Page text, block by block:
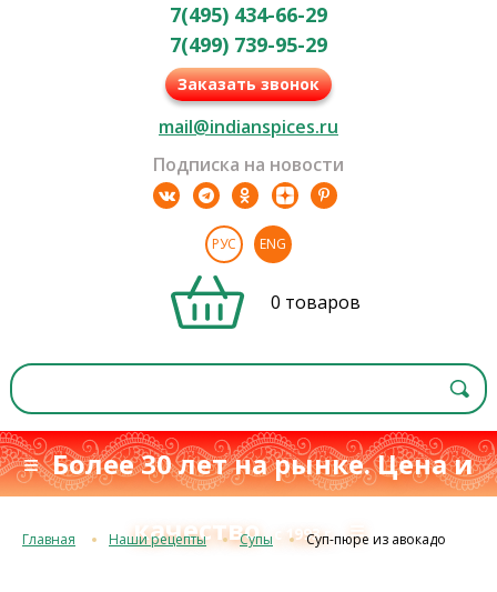
7(495) 434-66-29
7(499) 739-95-29
Заказать звонок
mail@indianspices.ru
Подписка на новости
РУС ENG
0 товаров
≡ Более 30 лет на рынке. Цена и
качество с 1993 г.≡
Главная Наши рецепты Супы Суп-пюре из авокадо